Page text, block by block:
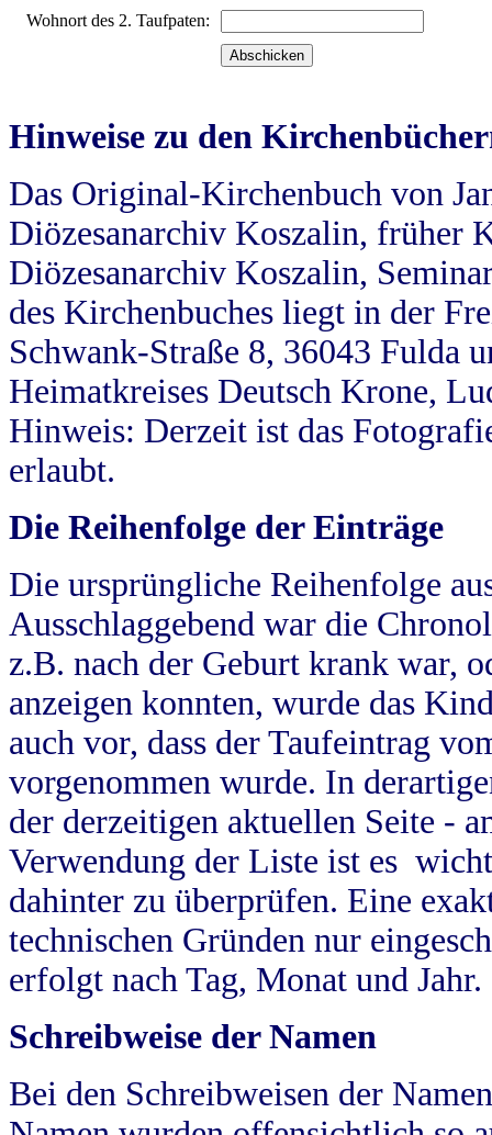
Wohnort des 2. Taufpaten:
Hinweise zu den
Das Original-Kirchenbuch von
Diözesanarchiv Koszalin, früher
Diözesanarchiv Koszalin,
des Kirchenbuches liegt in der
Schwank-Straße 8, 36043 Fulda
Heimatkreises Deutsch Krone,
Hinweis: Derzeit ist das
erlaubt.
Die Reihenfolge der Einträge
Die ursprüngliche Reihenfolge
Ausschlaggebend war die
z.B. nach der Geburt krank war,
anzeigen konnten, wurde das
auch vor, dass der Taufeintrag
vorgenommen wurde. In
der derzeitigen aktuellen Seite -
Verwendung der Liste ist es
dahinter zu überprüfen. Eine
technischen Gründen nur
erfolgt nach Tag, Monat und Jahr.
Schreibweise der Namen
Bei den Schreibweisen der